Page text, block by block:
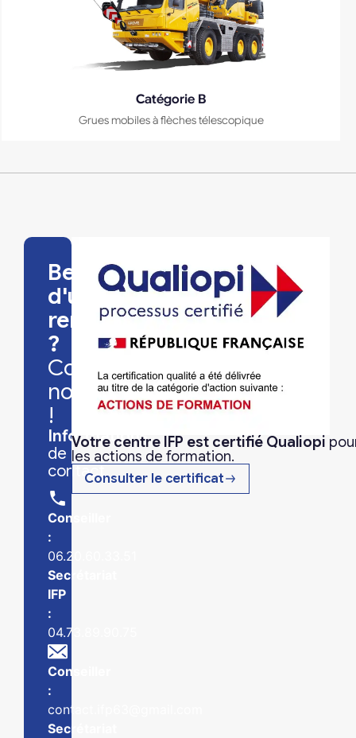
Catégorie B
Grues mobiles à flèches télescopique
Besoin
d'un
renseignement
?
Consultez-
nous
!
Informations
de
contact
Conseiller
:
06.20.60.33.51
Secrétariat
IFP
:
04.73.89.90.75
Conseiller
:
contact.ifp63@gmail.com
Secrétariat
Votre centre IFP est certifié Qualiopi
les actions de formation.
Consulter le certificat